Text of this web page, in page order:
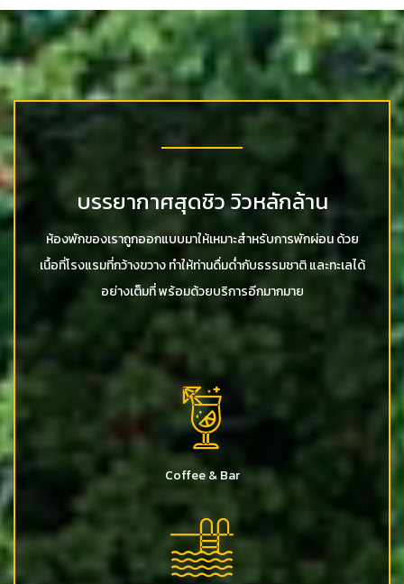
บรรยากาศสุดชิว วิวหลักล้าน
ห้องพักของเราถูกออกแบบมาให้เหมาะสำหรับการพักผ่อน ด้วย
เนื้อที่โรงแรมที่กว้างขวาง ทำให้ท่านดื่มด่ำกับธรรมชาติ และทะเลได้
อย่างเต็มที่ พร้อมด้วยบริการอีกมากมาย
Coffee & Bar